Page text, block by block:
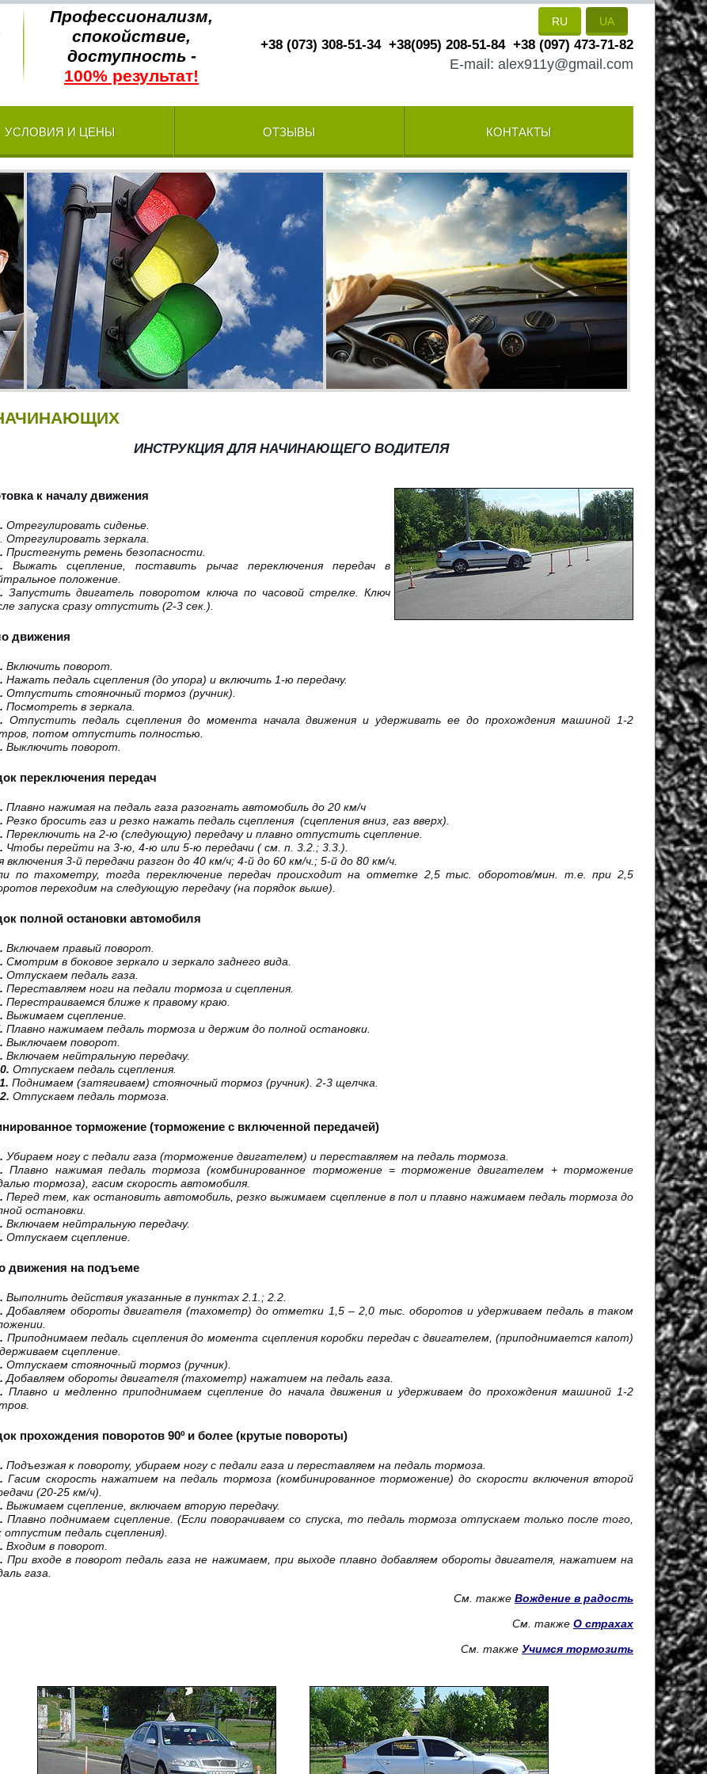
RU UA
Профессионализм,
спокойствие,
доступность -
100% результат!
+38 (073) 308-51-34 +38(095) 208-51-84 +38 (097) 473-71-82
E-mail: alex911y@gmail.com
УСЛОВИЯ И ЦЕНЫ ОТЗЫВЫ КОНТАКТЫ
ИНСТРУКЦИЯ ДЛЯ НАЧИНАЮЩЕГО ВОДИТЕЛЯ
к началу движения
Отрегулировать сиденье.
. Отрегулировать зеркала.
Пристегнуть ремень безопасности.
Выжать сцепление, поставить рычаг переключения передач в
положение.
Запустить двигатель поворотом ключа по часовой стрелке. Ключ
запуска сразу отпустить (2-3 сек.).
движения
Включить поворот.
Нажать педаль сцепления (до упора) и включить 1-ю передачу.
Отпустить стояночный тормоз (ручник).
Посмотреть в зеркала.
Отпустить педаль сцепления до момента начала движения и удерживать ее до прохождения машиной 1-2
потом отпустить полностью.
Выключить поворот.
переключения передач
Плавно нажимая на педаль газа разогнать автомобиль до 20 км/ч
Резко бросить газ и резко нажать педаль сцепления (сцепления вниз, газ вверх).
Переключить на 2-ю (следующую) передачу и плавно отпустить сцепление.
Чтобы перейти на 3-ю, 4-ю или 5-ю передачи ( см. п. 3.2.; 3.3.).
включения 3-й передачи разгон до 40 км/ч; 4-й до 60 км/ч.; 5-й до 80 км/ч.
по тахометру, тогда переключение передач происходит на отметке 2,5 тыс. оборотов/мин. т.е. при 2,5
переходим на следующую передачу (на порядок выше).
полной остановки автомобиля
Включаем правый поворот.
Смотрим в боковое зеркало и зеркало заднего вида.
Отпускаем педаль газа.
Переставляем ноги на педали тормоза и сцепления.
Перестраиваемся ближе к правому краю.
Выжимаем сцепление.
Плавно нажимаем педаль тормоза и держим до полной остановки.
Выключаем поворот.
Включаем нейтральную передачу.
Отпускаем педаль сцепления.
Поднимаем (затягиваем) стояночный тормоз (ручник). 2-3 щелчка.
Отпускаем педаль тормоза.
торможение (торможение с включенной передачей)
Убираем ногу с педали газа (торможение двигателем) и переставляем на педаль тормоза.
Плавно нажимая педаль тормоза (комбинированное торможение = торможение двигателем + торможение
тормоза), гасим скорость автомобиля.
Перед тем, как остановить автомобиль, резко выжимаем сцепление в пол и плавно нажимаем педаль тормоза до
остановки.
Включаем нейтральную передачу.
Отпускаем сцепление.
движения на подъеме
Выполнить действия указанные в пунктах 2.1.; 2.2.
Добавляем обороты двигателя (тахометр) до отметки 1,5 – 2,0 тыс. оборотов и удерживаем педаль в таком
Приподнимаем педаль сцепления до момента сцепления коробки передач с двигателем, (приподнимается капот)
сцепление.
Отпускаем стояночный тормоз (ручник).
Добавляем обороты двигателя (тахометр) нажатием на педаль газа.
Плавно и медленно приподнимаем сцепление до начала движения и удерживаем до прохождения машиной 1-2
прохождения поворотов 90º и более (крутые повороты)
Подъезжая к повороту, убираем ногу с педали газа и переставляем на педаль тормоза.
Гасим скорость нажатием на педаль тормоза (комбинированное торможение) до скорости включения второй
(20-25 км/ч).
Выжимаем сцепление, включаем вторую передачу.
Плавно поднимаем сцепление. (Если поворачиваем со спуска, то педаль тормоза отпускаем только после того,
отпустим педаль сцепления).
Входим в поворот.
При входе в поворот педаль газа не нажимаем, при выходе плавно добавляем обороты двигателя, нажатием на
газа.
См. также Вождение в радость
См. также О страхах
См. также Учимся тормозить